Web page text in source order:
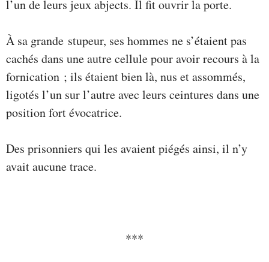
l’un de leurs jeux abjects. Il fit ouvrir la porte.
À sa grande stupeur, ses hommes ne s’étaient pas
cachés dans une autre cellule pour avoir recours à la
fornication ; ils étaient bien là, nus et assommés,
ligotés l’un sur l’autre avec leurs ceintures dans une
position fort évocatrice.
Des prisonniers qui les avaient piégés ainsi, il n’y
avait aucune trace.
***